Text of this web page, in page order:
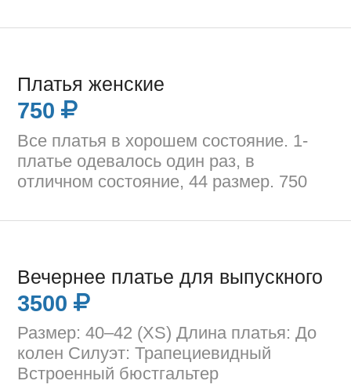
Платья женские
750
Все платья в хорошем состояние. 1-
платье одевалось один раз, в
отличном состояние, 44 размер. 750
Вечернее платье для выпускного
3500
Размер: 40–42 (XS) Длина платья: До
колен Силуэт: Трапециевидный
Встроенный бюстгальтер